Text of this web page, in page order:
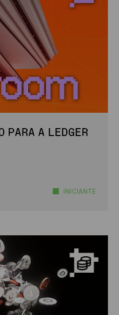
PARA A LEDGER
INICIANTE